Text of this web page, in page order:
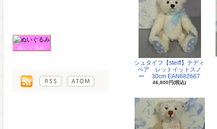
ぬいぐるみ
シュタイフ【steiff】テディ
ベア レットイットスノ
ー 30cm EAN682667
46,800円(税込)